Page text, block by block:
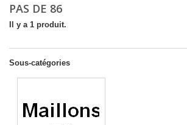
PAS DE 86
Il y a 1 produit.
Sous-catégories